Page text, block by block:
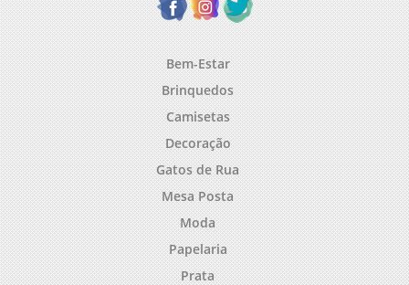
Bem-Estar
Brinquedos
Camisetas
Decoração
Gatos de Rua
Mesa Posta
Moda
Papelaria
Prata